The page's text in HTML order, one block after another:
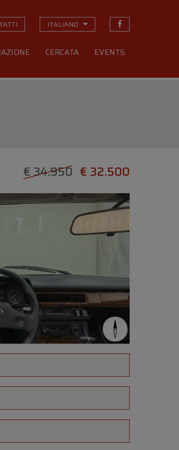
ITALIANO
CERCATA EVENTS
€ 34.950 € 32.500